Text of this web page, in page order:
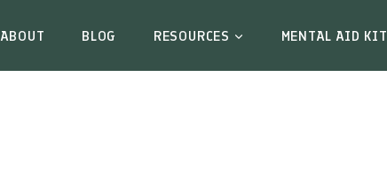
ABOUT BLOG RESOURCES MENTAL AID KIT